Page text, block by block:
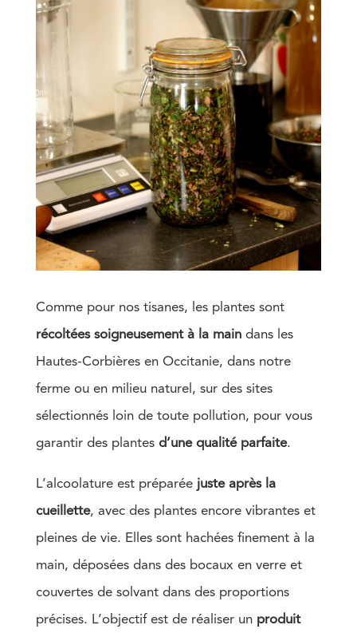
Comme pour nos tisanes, les plantes sont
récoltées soigneusement à la maindans les
Hautes-Corbières en Occitanie, dans notre
ferme ou en milieu naturel, sur des sites
sélectionnés loin de toute pollution, pour vous
garantir des plantes d’une qualité parfaite.
L’alcoolature est préparée juste après la
cueillette, avec des plantes encore vibrantes et
pleines de vie. Elles sont hachées finement à la
main, déposées dans des bocaux en verre et
couvertes de solvant dans des proportions
précises. L’objectif est de réaliser un produit